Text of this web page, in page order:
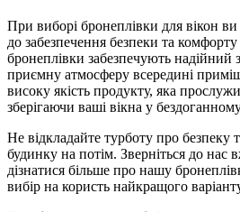
При виборі бронеплівки для вікон
до забезпечення безпеки та
бронеплівки забезпечують надійний
приємну атмосферу всередині
високу якість продукту, яка
зберігаючи ваші вікна у
Не відкладайте турботу про безпеку
будинку на потім. Зверніться до нас
дізнатися більше про нашу
вибір на користь найкращого